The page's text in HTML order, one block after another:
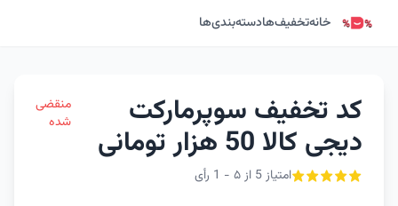
خانهتخفیف‌هادسته‌بندی‌ها
کد تخفیف سوپرمارکت
دیجی کالا 50 هزار تومانی
امتیاز 5 از ۵ - 1 رأی
منقضی
شده